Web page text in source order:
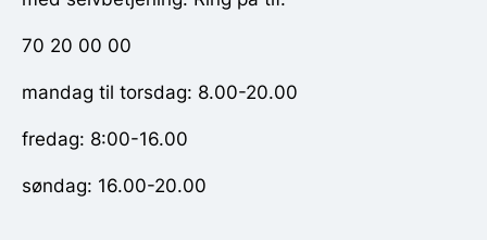
70 20 00 00
mandag til torsdag: 8.00-20.00
fredag: 8:00-16.00
søndag: 16.00-20.00